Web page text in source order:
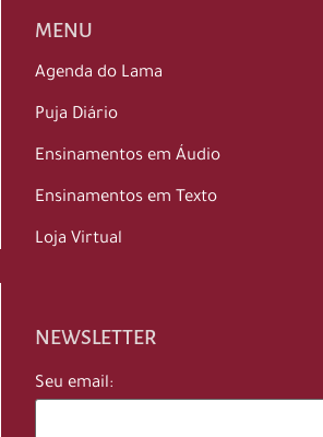
MENU
Agenda do Lama
Puja Diário
Ensinamentos em Áudio
Ensinamentos em Texto
Loja Virtual
NEWSLETTER
Seu email: